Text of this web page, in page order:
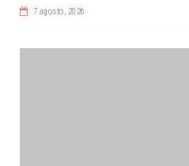
7 agosto, 2026